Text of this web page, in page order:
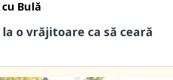
Bulă
o vrăjitoare ca să ceară